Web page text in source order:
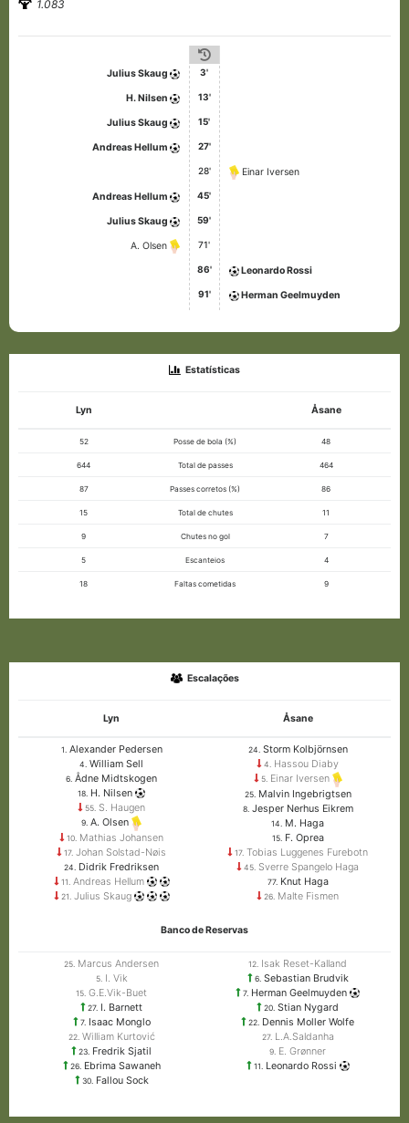
1.083
Julius Skaug 3'
H. Nilsen 13'
Julius Skaug 15'
Andreas Hellum 27'
28' Einar Iversen
Andreas Hellum 45'
Julius Skaug 59'
A. Olsen 71'
86' Leonardo Rossi
91' Herman Geelmuyden
Estatísticas
Lyn Åsane
52 Posse de bola (%) 48
644 Total de passes 464
87 Passes corretos (%) 86
15 Total de chutes 11
9 Chutes no gol 7
5 Escanteios 4
18 Faltas cometidas 9
Escalações
Lyn Åsane
1. Alexander Pedersen
4. William Sell
6. Ådne Midtskogen
18. H. Nilsen
55. S. Haugen
9. A. Olsen
10. Mathias Johansen
17. Johan Solstad-Nøis
24. Didrik Fredriksen
11. Andreas Hellum
21. Julius Skaug
24. Storm Kolbjörnsen
4. Hassou Diaby
5.Einar Iversen
25.Malvin Ingebrigtsen
8.Jesper Nerhus Eikrem
14. M. Haga
15.F. Oprea
17. Tobias Luggenes Furebotn
45. Sverre Spangelo Haga
77.Knut Haga
26. Malte Fismen
Banco de Reservas
25. Marcus Andersen
5.I. Vik
15. G.E.Vik-Buet
27. I. Barnett
7.Isaac Monglo
22.William Kurtović
23. Fredrik Sjatil
26.Ebrima Sawaneh
30.Fallou Sock
12. Isak Reset-Kalland
6.Sebastian Brudvik
7. Herman Geelmuyden
20. Stian Nygard
22. Dennis Moller Wolfe
27.L.A.Saldanha
9. E. Grønner
11. Leonardo Rossi